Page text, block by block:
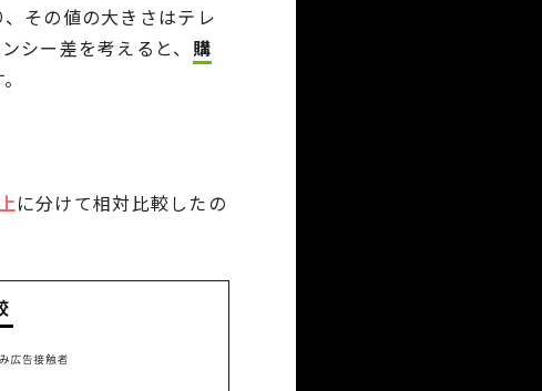
その値の大きさはテレ
シー差を考えると、 購
に分けて相対比較したの